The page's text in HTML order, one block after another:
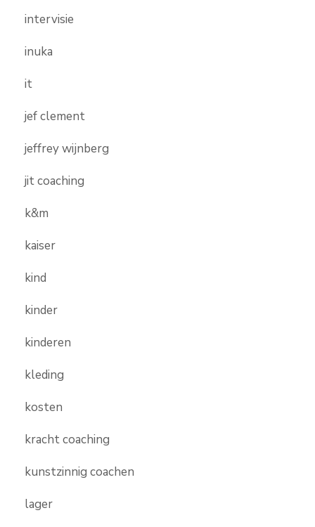
intervisie
inuka
it
jef clement
jeffrey wijnberg
jit coaching
k&m
kaiser
kind
kinder
kinderen
kleding
kosten
kracht coaching
kunstzinnig coachen
lager